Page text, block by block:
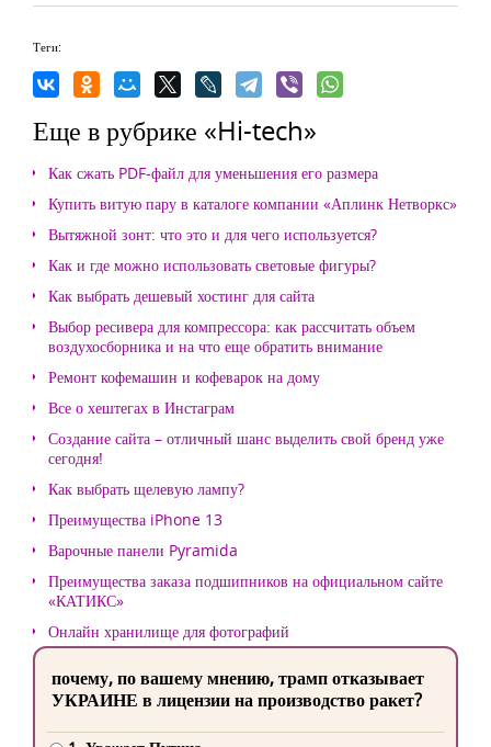
Теги:
Еще в рубрике «Hi-tech»
Как сжать PDF-файл для уменьшения его размера
Купить витую пару в каталоге компании «Аплинк Нетворкс»
Вытяжной зонт: что это и для чего используется?
Как и где можно использовать световые фигуры?
Как выбрать дешевый хостинг для сайта
Выбор ресивера для компрессора: как рассчитать объем
воздухосборника и на что еще обратить внимание
Ремонт кофемашин и кофеварок на дому
Все о хештегах в Инстаграм
Создание сайта – отличный шанс выделить свой бренд уже
сегодня!
Как выбрать щелевую лампу?
Преимущества iPhone 13
Варочные панели Pyramida
Преимущества заказа подшипников на официальном сайте
«КАТИКС»
Онлайн хранилище для фотографий
почему, по вашему мнению, трамп отказывает
УКРАИНЕ в лицензии на производство ракет?